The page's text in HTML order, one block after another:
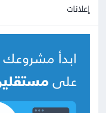
إعلانات